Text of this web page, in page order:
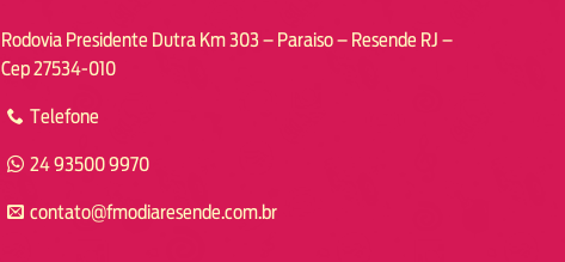
Rodovia Presidente Dutra Km 303 – Paraiso – Resende RJ –
Cep 27534-010
Telefone
24 93500 9970
contato@fmodiaresende.com.br